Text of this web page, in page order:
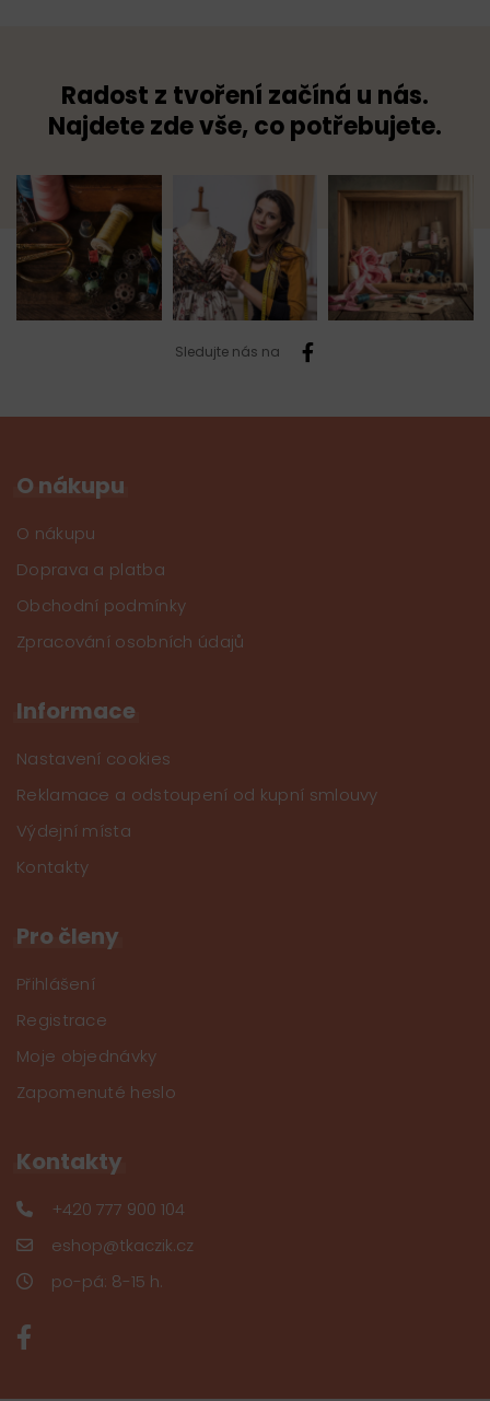
Radost z tvoření začíná u nás.
Najdete zde vše, co potřebujete.
Sledujte nás na
O nákupu
O nákupu
Doprava a platba
Obchodní podmínky
Zpracování osobních údajů
Informace
Nastavení cookies
Reklamace a odstoupení od kupní smlouvy
Výdejní místa
Kontakty
Pro členy
Přihlášení
Registrace
Moje objednávky
Zapomenuté heslo
Kontakty
+420 777 900 104
eshop@tkaczik.cz
po-pá: 8-15 h.